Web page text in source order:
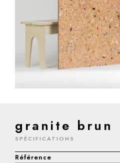
granite brun
SPÉCIFICATIONS
Référence